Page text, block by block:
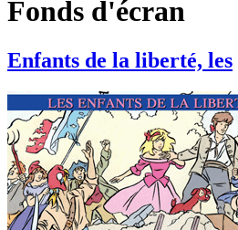
Fonds d'écran
Enfants de la liberté, les